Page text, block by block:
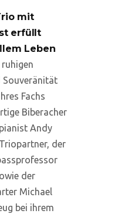
mit
erfüllt
Leben
ruhigen
Souveränität
Fachs
Biberacher
Andy
der
der
Michael
bei ihrem